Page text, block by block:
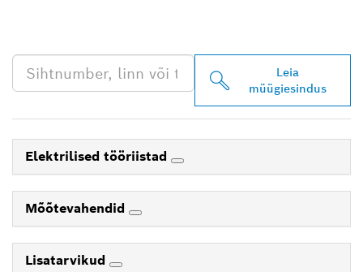
Leia
müügiesindus
Elektrilised tööriistad
Mõõtevahendid
Lisatarvikud